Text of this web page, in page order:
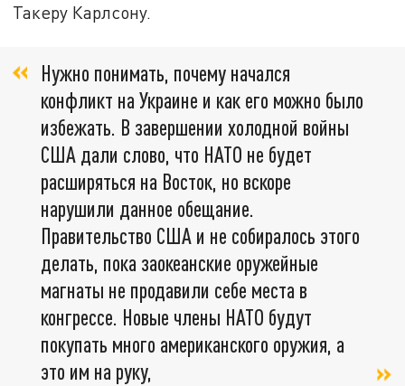
Такеру Карлсону.
Нужно понимать, почему начался
конфликт на Украине и как его можно было
избежать. В завершении холодной войны
США дали слово, что НАТО не будет
расширяться на Восток, но вскоре
нарушили данное обещание.
Правительство США и не собиралось этого
делать, пока заокеанские оружейные
магнаты не продавили себе места в
конгрессе. Новые члены НАТО будут
покупать много американского оружия, а
это им на руку,